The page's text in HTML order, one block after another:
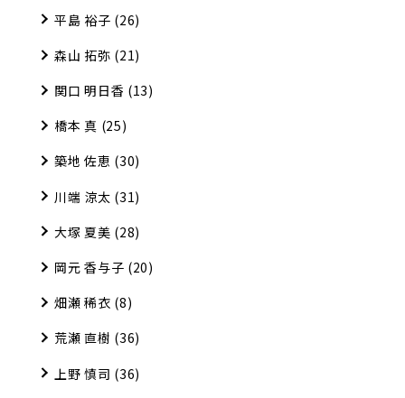
平島 裕子 (26)
森山 拓弥 (21)
関口 明日香 (13)
橋本 真 (25)
築地 佐恵 (30)
川端 涼太 (31)
大塚 夏美 (28)
岡元 香与子 (20)
畑瀬 稀衣 (8)
荒瀬 直樹 (36)
上野 慎司 (36)